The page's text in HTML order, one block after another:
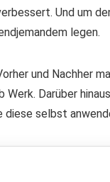
Und um
legen.
und Nachher
Darüber
diese selbst